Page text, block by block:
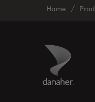
Home
Danaher Logo